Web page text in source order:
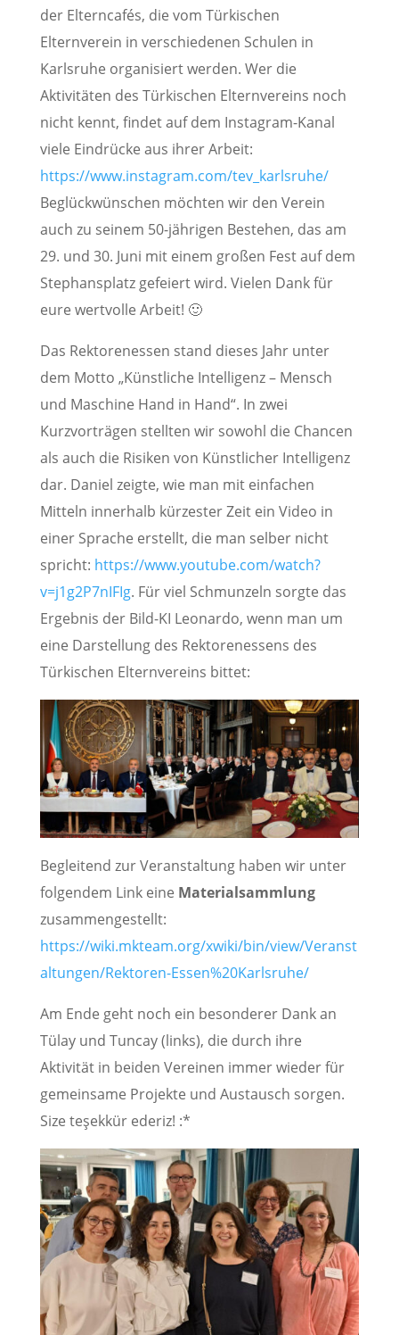
der Elterncafés, die vom Türkischen
Elternverein in verschiedenen Schulen in
Karlsruhe organisiert werden. Wer die
Aktivitäten des Türkischen Elternvereins noch
nicht kennt, findet auf dem Instagram-Kanal
viele Eindrücke aus ihrer Arbeit:
https://www.instagram.com/tev_karlsruhe/
Beglückwünschen möchten wir den Verein
auch zu seinem 50-jährigen Bestehen, das am
29. und 30. Juni mit einem großen Fest auf dem
Stephansplatz gefeiert wird. Vielen Dank für
eure wertvolle Arbeit! 🙂
Das Rektorenessen stand dieses Jahr unter
dem Motto „Künstliche Intelligenz – Mensch
und Maschine Hand in Hand“. In zwei
Kurzvorträgen stellten wir sowohl die Chancen
als auch die Risiken von Künstlicher Intelligenz
dar. Daniel zeigte, wie man mit einfachen
Mitteln innerhalb kürzester Zeit ein Video in
einer Sprache erstellt, die man selber nicht
spricht: https://www.youtube.com/watch?
v=j1g2P7nIFIg. Für viel Schmunzeln sorgte das
Ergebnis der Bild-KI Leonardo, wenn man um
eine Darstellung des Rektorenessens des
Türkischen Elternvereins bittet:
Begleitend zur Veranstaltung haben wir unter
folgendem Link eine Materialsammlung
zusammengestellt:
https://wiki.mkteam.org/xwiki/bin/view/Veranst
altungen/Rektoren-Essen%20Karlsruhe/
Am Ende geht noch ein besonderer Dank an
Tülay und Tuncay (links), die durch ihre
Aktivität in beiden Vereinen immer wieder für
gemeinsame Projekte und Austausch sorgen.
Size teşekkür ederiz! :*